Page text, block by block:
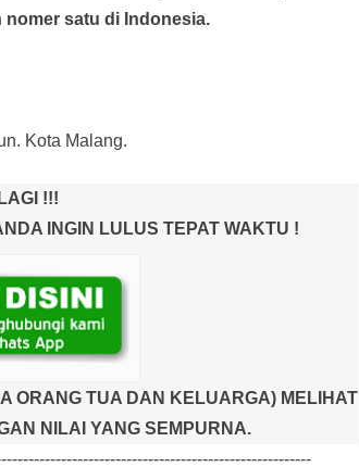
nomer satu di Indonesia.
Kota Malang.
!!!
INGIN LULUS TEPAT WAKTU !
ORANG TUA DAN KELUARGA) MELIHAT
NILAI YANG SEMPURNA.